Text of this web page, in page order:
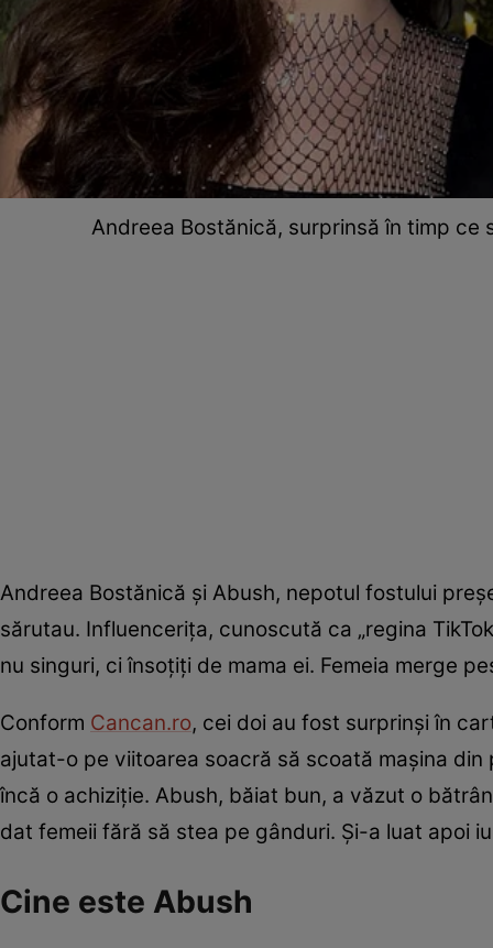
Andreea Bostănică, surprinsă în timp
Andreea Bostănică și Abush, nepotul fostului
sărutau. Influencerița, cunoscută ca „regina
nu singuri, ci însoțiți de mama ei. Femeia merge
Conform Cancan.ro, cei doi au fost surprinși în
ajutat-o pe viitoarea soacră să scoată mașina
încă o achiziție. Abush, băiat bun, a văzut o
dat femeii fără să stea pe gânduri. Și-a luat apoi
Cine este Abush